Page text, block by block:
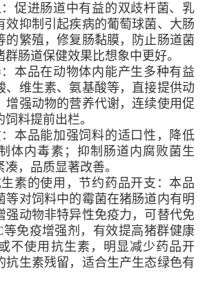
促进肠道中有益的双歧杆菌、乳
效抑制引起疾病的葡萄球菌、大肠
的繁殖，修复肠黏膜，防止肠道菌
肠道保健效果比想象中更好。
本品在动物体内能产生多种有益
、维生素、氨基酸等，直接提供动
增强动物的营养代谢，连续使用促
料提前出栏。
本品能加强饲料的适口性，降低
体内毒素；抑制肠道内腐败菌生
，品质显著改善。
素的使用，节约药品开支：本品
等对饲料中的霉菌在猪肠道内有明
强动物非特异性免疫力，可替代免
免疫增强剂，有效提高猪群健康
不使用抗生素，明显减少药品开
抗生素残留，适合生产生态绿色有